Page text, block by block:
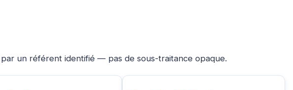
un référent identifié — pas de sous-traitance opaque.